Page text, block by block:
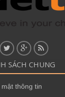
SÁCH CHUNG
mật thông tin